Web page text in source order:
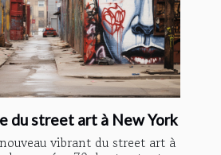
du street art à New York
vibrant du street art à